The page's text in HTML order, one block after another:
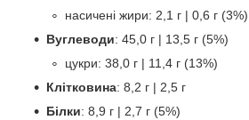
насичені жири: 2,1 г | 0,6 г (3%)
Вуглеводи: 45,0 г | 13,5 г (5%)
цукри: 38,0 г | 11,4 г (13%)
Клітковина: 8,2 г | 2,5 г
Білки: 8,9 г | 2,7 г (5%)